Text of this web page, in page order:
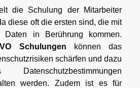
die Schulung der Mitarbeiter
diese oft die ersten sind, die mit
Daten in Berührung kommen.
Schulungen können das
schärfen und dazu
werden. Zudem ist es für